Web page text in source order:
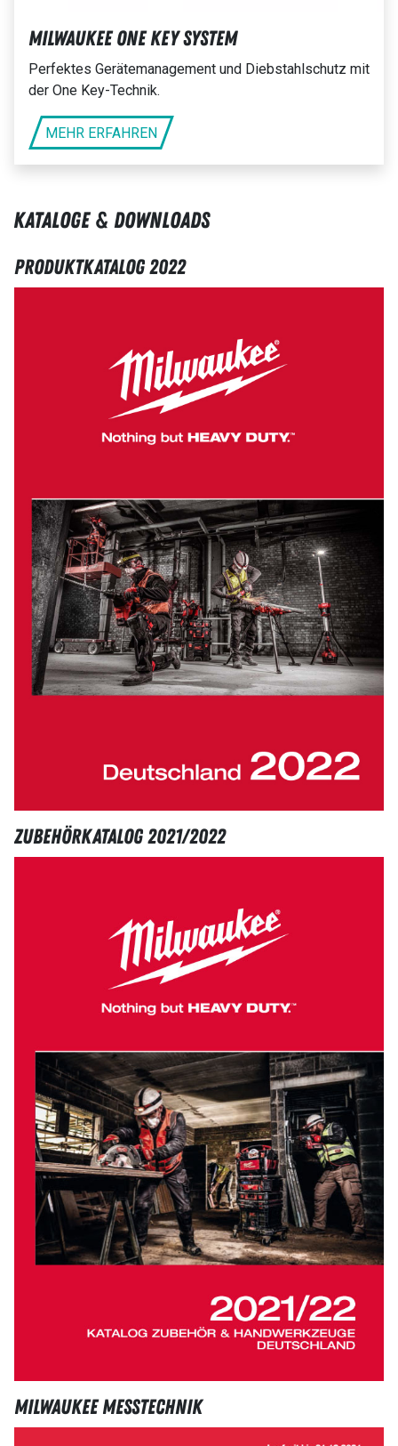
Milwaukee One Key System
Perfektes Gerätemanagement und Diebstahlschutz mit
der One Key-Technik.
MEHR ERFAHREN
Kataloge & Downloads
Produktkatalog 2022
Zubehörkatalog 2021/2022
Milwaukee Messtechnik